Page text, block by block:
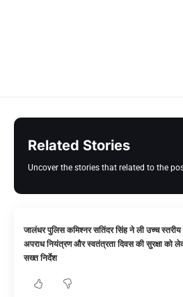
Related Stories
Uncover the stories that related to the
जालंधर पुलिस कमिश्नर सतिंदर सिंह ने ली उच्च
अपराध नियंत्रण और स्वतंत्रता दिवस की सुरक्षा को
सख्त निर्देश